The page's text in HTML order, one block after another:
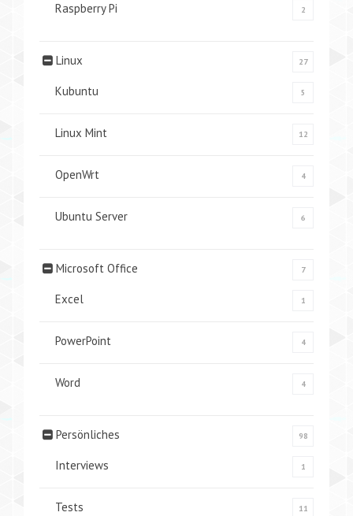
Raspberry Pi 2
Linux 27
Kubuntu 5
Linux Mint 12
OpenWrt 4
Ubuntu Server 6
Microsoft Office 7
Excel 1
PowerPoint 4
Word 4
Persönliches 98
Interviews 1
Tests 11